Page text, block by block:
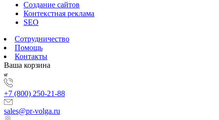
Создание сайтов
Контекстная реклама
SEO
Сотрудничество
Помощь
Контакты
Ваша корзина
+7 (800) 250-21-88
sales@pr-volga.ru